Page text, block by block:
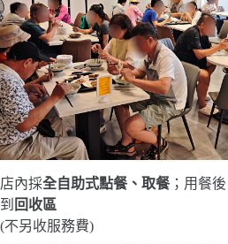
店內採全自助式點餐、取餐；用餐
到 回收區
(不另收服務費)